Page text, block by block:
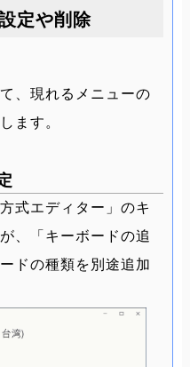
定や削除
、現れるメニューの
ます。
式エディター」のキ
、「キーボードの追
ドの種類を別途追加